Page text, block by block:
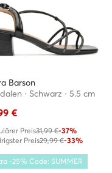
Barson
· Schwarz · 5.5 cm
€
Preis31,99 €-37%
Preis29,99 €-33%
-25% Code: SUMMER